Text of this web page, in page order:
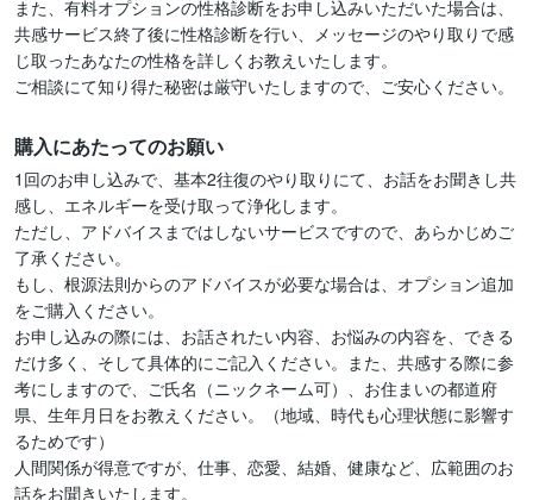
また、有料オプションの性格診断をお申し込みいただいた場合は、
共感サービス終了後に性格診断を行い、メッセージのやり取りで感
じ取ったあなたの性格を詳しくお教えいたします。
ご相談にて知り得た秘密は厳守いたしますので、ご安心ください。
購入にあたってのお願い
1回のお申し込みで、基本2往復のやり取りにて、お話をお聞きし共
感し、エネルギーを受け取って浄化します。
ただし、アドバイスまではしないサービスですので、あらかじめご
了承ください。
もし、根源法則からのアドバイスが必要な場合は、オプション追加
をご購入ください。
お申し込みの際には、お話されたい内容、お悩みの内容を、できる
だけ多く、そして具体的にご記入ください。また、共感する際に参
考にしますので、ご氏名（ニックネーム可）、お住まいの都道府
県、生年月日をお教えください。（地域、時代も心理状態に影響す
るためです）
人間関係が得意ですが、仕事、恋愛、結婚、健康など、広範囲のお
話をお聞きいたします。